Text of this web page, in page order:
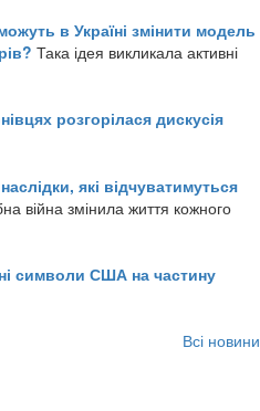
в Україні змінити модель
Така ідея викликала активні
розгорілася дискусія
які відчуватимуться
війна змінила життя кожного
символи США на частину
Всі новини